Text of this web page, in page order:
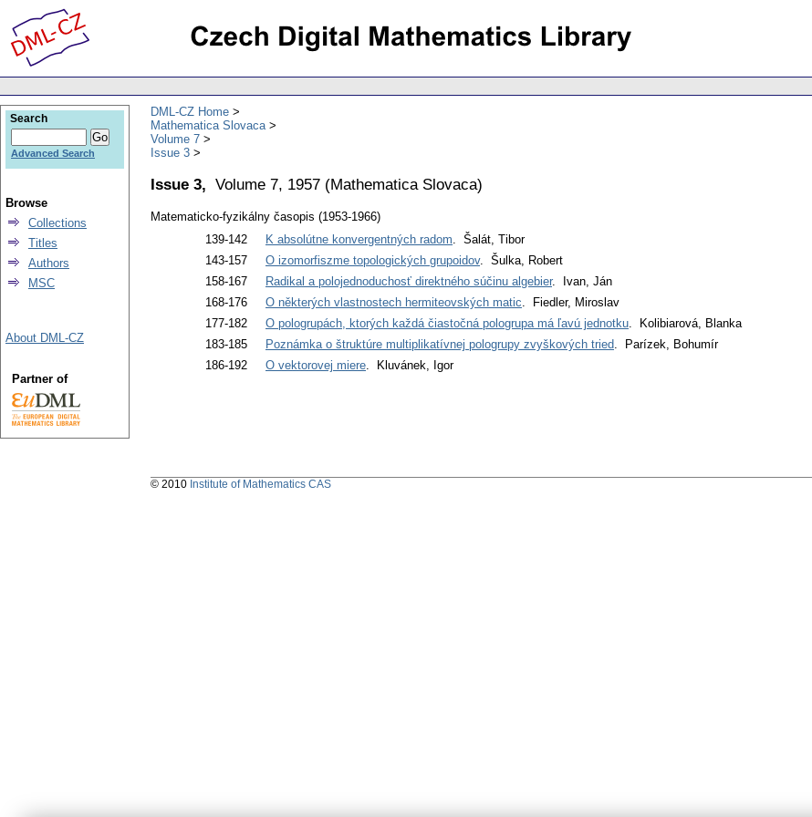
DML-CZ Home
Mathematica Slovaca
Volume 7
Issue 3
Issue 3, Volume 7, 1957 (Mathematica Slovaca)
Matematicko-fyzikálny časopis (1953-1966)
139-142
K absolútne konvergentných radom. Šalát, Tibor
143-157
O izomorfiszme topologických grupoidov. Šulka, Robert
158-167
Radikal a polojednoduchosť direktného súčinu algebier. Ivan, Ján
168-176
O některých vlastnostech hermiteovských matic. Fiedler, Miroslav
177-182
O pologrupách, ktorých každá čiastočná pologrupa má ľavú jednotku. Kolibiarová, Blanka
183-185
Poznámka o štruktúre multiplikatívnej pologrupy zvyškových tried. Parízek, Bohumír
186-192
O vektorovej miere. Kluvánek, Igor
Search
Advanced Search
Browse
Collections
Titles
Authors
MSC
About DML-CZ
Partner of
© 2010 Institute of Mathematics CAS